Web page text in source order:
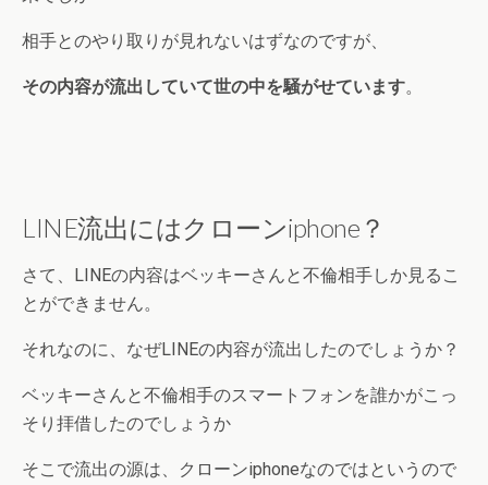
相手とのやり取りが見れないはずなのですが、
その内容が流出していて世の中を騒がせています。
LINE流出にはクローンiphone？
さて、LINEの内容はベッキーさんと不倫相手しか見るこ
とができません。
それなのに、なぜLINEの内容が流出したのでしょうか？
ベッキーさんと不倫相手のスマートフォンを誰かがこっ
そり拝借したのでしょうか
そこで流出の源は、クローンiphoneなのではというので